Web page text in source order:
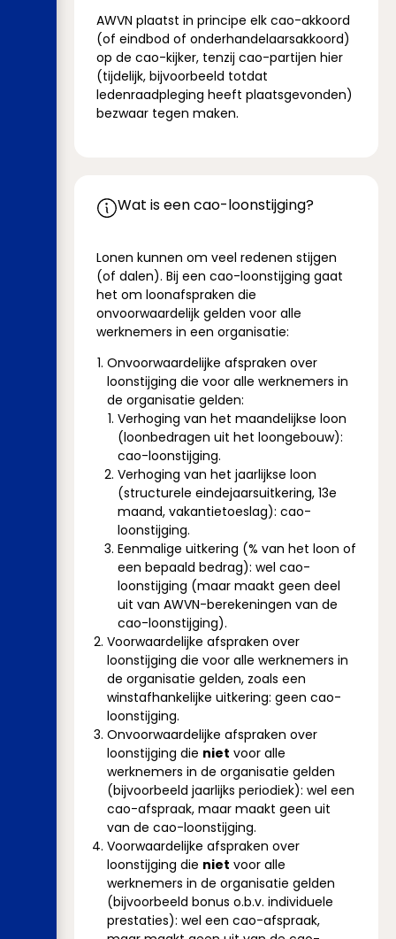
AWVN plaatst in principe elk cao-akkoord
(of eindbod of onderhandelaarsakkoord)
op de cao-kijker, tenzij cao-partijen hier
(tijdelijk, bijvoorbeeld totdat
ledenraadpleging heeft plaatsgevonden)
bezwaar tegen maken.
Wat is een cao-loonstijging?
Lonen kunnen om veel redenen stijgen
(of dalen). Bij een cao-loonstijging gaat
het om loonafspraken die
onvoorwaardelijk gelden voor alle
werknemers in een organisatie:
Onvoorwaardelijke afspraken over
loonstijging die voor alle werknemers in
de organisatie gelden:
Verhoging van het maandelijkse loon
(loonbedragen uit het loongebouw):
cao-loonstijging.
Verhoging van het jaarlijkse loon
(structurele eindejaarsuitkering, 13e
maand, vakantietoeslag): cao-
loonstijging.
Eenmalige uitkering (% van het loon of
een bepaald bedrag): wel cao-
loonstijging (maar maakt geen deel
uit van AWVN-berekeningen van de
cao-loonstijging).
Voorwaardelijke afspraken over
loonstijging die voor alle werknemers in
de organisatie gelden, zoals een
winstafhankelijke uitkering: geen cao-
loonstijging.
Onvoorwaardelijke afspraken over
loonstijging die niet voor alle
werknemers in de organisatie gelden
(bijvoorbeeld jaarlijks periodiek): wel een
cao-afspraak, maar maakt geen uit
van de cao-loonstijging.
Voorwaardelijke afspraken over
loonstijging die niet voor alle
werknemers in de organisatie gelden
(bijvoorbeeld bonus o.b.v. individuele
prestaties): wel een cao-afspraak,